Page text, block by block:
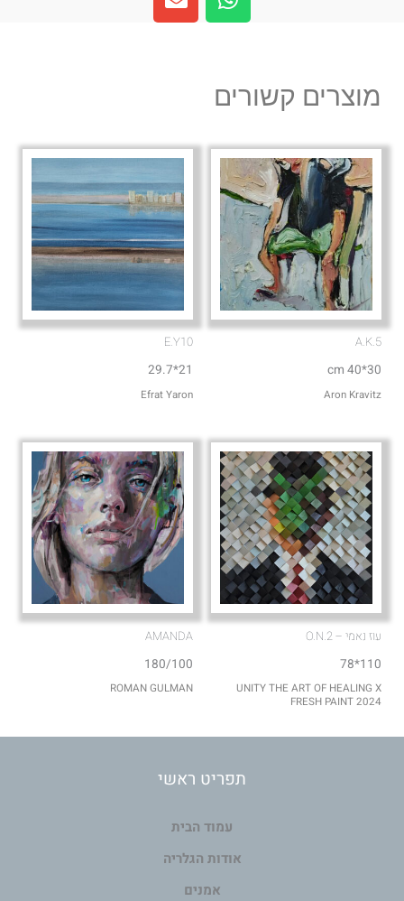
h
a
a
p
n
v
e
מוצרים קשורים
A.K.5
30*40 cm
Aron Kravitz
E.Y10
21*29.7
Efrat Yaron
עוז נאמי – O.N.2
110*78
UNITY THE ART OF HEALING X
FRESH PAINT 2024
AMANDA
180/100
ROMAN GULMAN
תפריט ראשי
עמוד הבית
אודות הגלריה
אמנים